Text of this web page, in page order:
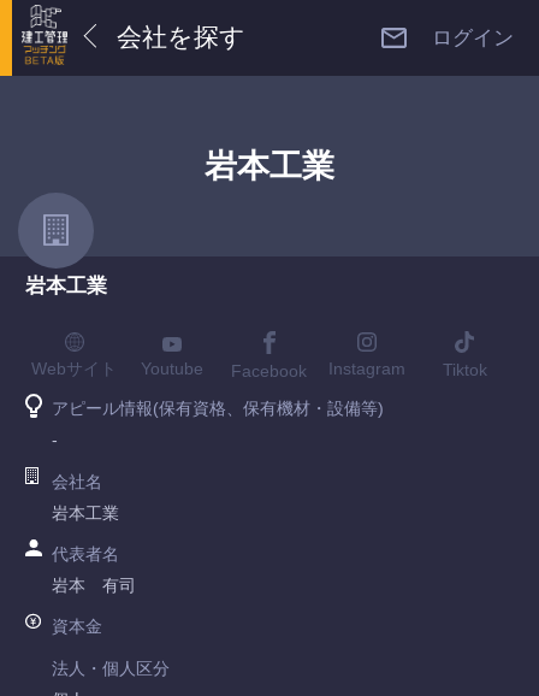
会社を探す ログイン
岩本工業
岩本工業
Webサイト Youtube Facebook Instagram Tiktok
アピール情報(保有資格、保有機材・設備等)
-
会社名
岩本工業
代表者名
岩本 有司
資本金
法人・個人区分